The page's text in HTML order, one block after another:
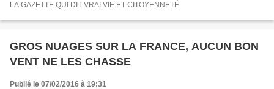
LA GAZETTE QUI DIT VRAI VIE ET CITOYENNETÉ
GROS NUAGES SUR LA FRANCE, AUCUN BON
VENT NE LES CHASSE
Publié le 07/02/2016 à 19:31